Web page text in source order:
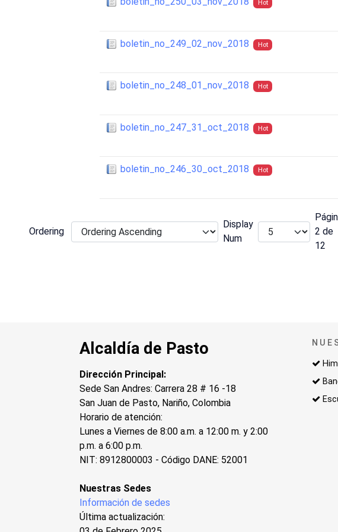
Hot
boletin_no_249_02_nov_2018 Hot
boletin_no_248_01_nov_2018 Hot
boletin_no_247_31_oct_2018 Hot
boletin_no_246_30_oct_2018 Hot
Ordering
Display
Num
2 de
12
Alcaldía de Pasto
Dirección Principal:
Sede San Andres: Carrera 28 # 16 -18
San Juan de Pasto, Nariño, Colombia
Horario de atención:
Lunes a Viernes de 8:00 a.m. a 12:00 m. y 2:00
p.m. a 6:00 p.m.
NIT: 8912800003 - Código DANE: 52001
Nuestras Sedes
Información de sedes
Última actualización: